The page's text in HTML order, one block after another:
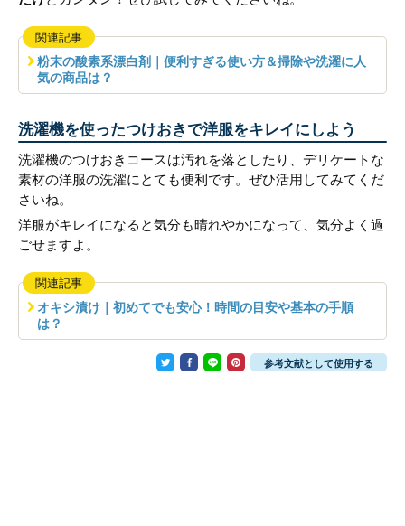
関連記事
粉末の酸素系漂白剤｜便利すぎる使い方＆掃除や洗濯に人
気の商品は？
洗濯機を使ったつけおきで洋服をキレイにしよう
洗濯機のつけおきコースは汚れを落としたり、デリケートな
素材の洋服の洗濯にとても便利です。ぜひ活用してみてくだ
さいね。
洋服がキレイになると気分も晴れやかになって、気分よく過
ごせますよ。
関連記事
オキシ漬け｜初めてでも安心！時間の目安や基本の手順
は？
参考文献として使用する